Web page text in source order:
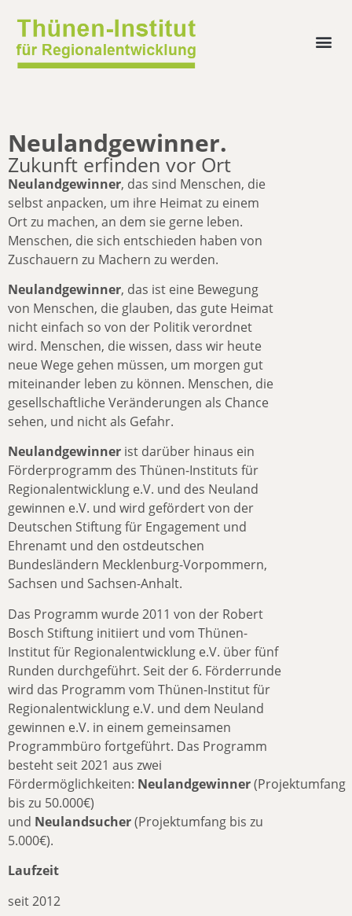
Neulandgewinner.
Zukunft erfinden vor Ort
Neulandgewinner, das sind Menschen, die
selbst anpacken, um ihre Heimat zu einem
Ort zu machen, an dem sie gerne leben.
Menschen, die sich entschieden haben von
Zuschauern zu Machern zu werden.
Neulandgewinner, das ist eine Bewegung
von Menschen, die glauben, das gute Heimat
nicht einfach so von der Politik verordnet
wird. Menschen, die wissen, dass wir heute
neue Wege gehen müssen, um morgen gut
miteinander leben zu können. Menschen, die
gesellschaftliche Veränderungen als Chance
sehen, und nicht als Gefahr.
Neulandgewinner ist darüber hinaus ein
Förderprogramm des Thünen-Instituts für
Regionalentwicklung e.V. und des Neuland
gewinnen e.V. und wird gefördert von der
Deutschen Stiftung für Engagement und
Ehrenamt und den ostdeutschen
Bundesländern Mecklenburg-Vorpommern,
Sachsen und Sachsen-Anhalt.
Das Programm wurde 2011 von der Robert
Bosch Stiftung initiiert und vom Thünen-
Institut für Regionalentwicklung e.V. über fünf
Runden durchgeführt. Seit der 6. Förderrunde
wird das Programm vom Thünen-Institut für
Regionalentwicklung e.V. und dem Neuland
gewinnen e.V. in einem gemeinsamen
Programmbüro fortgeführt. Das Programm
besteht seit 2021 aus zwei
Fördermöglichkeiten: Neulandgewinner(Projektumfang
bis zu 50.000€)
und Neulandsucher(Projektumfang bis zu
5.000€).
Laufzeit
seit 2012